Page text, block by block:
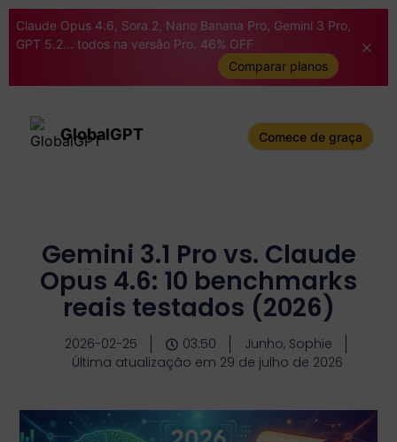
Claude Opus 4.6, Sora 2, Nano Banana Pro, Gemini 3 Pro,
GPT 5.2... todos na versão Pro. 46% OFF
Comparar planos
GlobalGPT Comece de graça
Gemini 3.1 Pro vs. Claude
Opus 4.6: 10 benchmarks
reais testados (2026)
2026-02-25 03:50
Junho, Sophie
Última atualização em 29 de julho de 2026